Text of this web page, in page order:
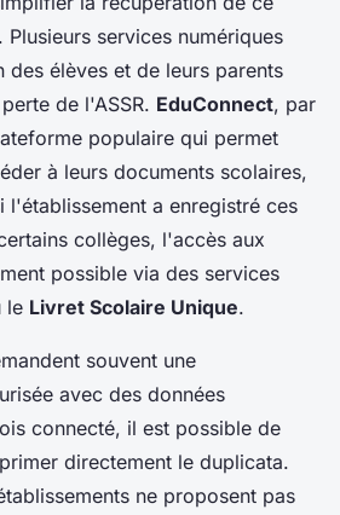
services numériques
des élèves et de leurs parents
de l'ASSR. EduConnect, par
populaire qui permet
à leurs documents scolaires,
l'établissement a enregistré ces
collèges, l'accès aux
possible via des services
le Livret Scolaire Unique.
souvent une
avec des données
connecté, il est possible de
directement le duplicata.
ne proposent pas